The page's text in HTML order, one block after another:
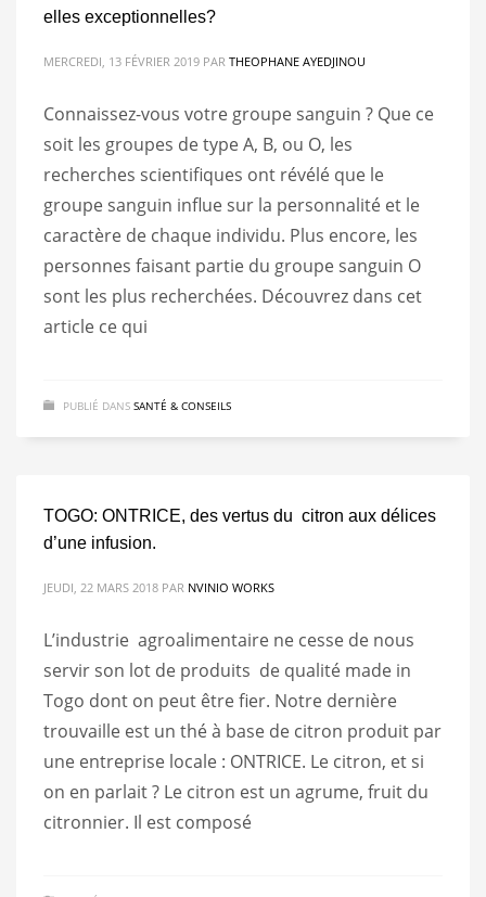
elles exceptionnelles?
MERCREDI, 13 FÉVRIER 2019 PAR THEOPHANE AYEDJINOU
Connaissez-vous votre groupe sanguin ? Que ce
soit les groupes de type A, B, ou O, les
recherches scientifiques ont révélé que le
groupe sanguin influe sur la personnalité et le
caractère de chaque individu. Plus encore, les
personnes faisant partie du groupe sanguin O
sont les plus recherchées. Découvrez dans cet
article ce qui
PUBLIÉ DANS SANTÉ & CONSEILS
TOGO: ONTRICE, des vertus du citron aux délices
d’une infusion.
JEUDI, 22 MARS 2018 PAR NVINIO WORKS
L’industrie agroalimentaire ne cesse de nous
servir son lot de produits de qualité made in
Togo dont on peut être fier. Notre dernière
trouvaille est un thé à base de citron produit par
une entreprise locale : ONTRICE. Le citron, et si
on en parlait ? Le citron est un agrume, fruit du
citronnier. Il est composé